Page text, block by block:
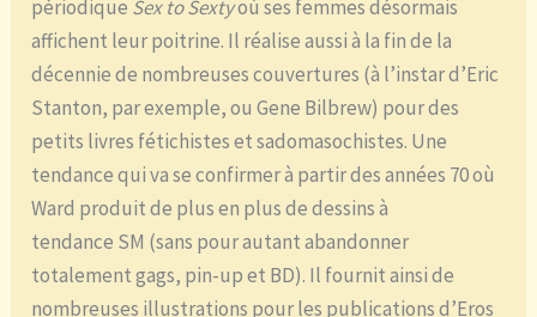
périodique Sex to Sextyoù ses femmes désormais
affichent leur poitrine. Il réalise aussi à la fin de la
décennie de nombreuses couvertures (à l’instar d’Eric
Stanton, par exemple, ou Gene Bilbrew) pour des
petits livres fétichistes et sadomasochistes. Une
tendance qui va se confirmer à partir des années 70 où
Ward produit de plus en plus de dessins à
tendance SM (sans pour autant abandonner
totalement gags, pin-up et BD). Il fournit ainsi de
nombreuses illustrations pour les publications d’Eros